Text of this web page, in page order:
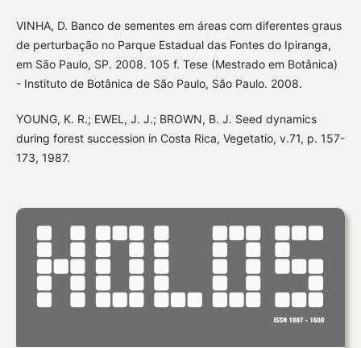
VINHA, D. Banco de sementes em áreas com diferentes graus
de perturbação no Parque Estadual das Fontes do Ipiranga,
em São Paulo, SP. 2008. 105 f. Tese (Mestrado em Botânica)
- Instituto de Botânica de São Paulo, São Paulo. 2008.
YOUNG, K. R.; EWEL, J. J.; BROWN, B. J. Seed dynamics
during forest succession in Costa Rica, Vegetatio, v.71, p. 157-
173, 1987.